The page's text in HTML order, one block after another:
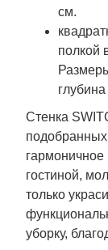
см.
полкой
Стенка
гостиной,
только
уборку,